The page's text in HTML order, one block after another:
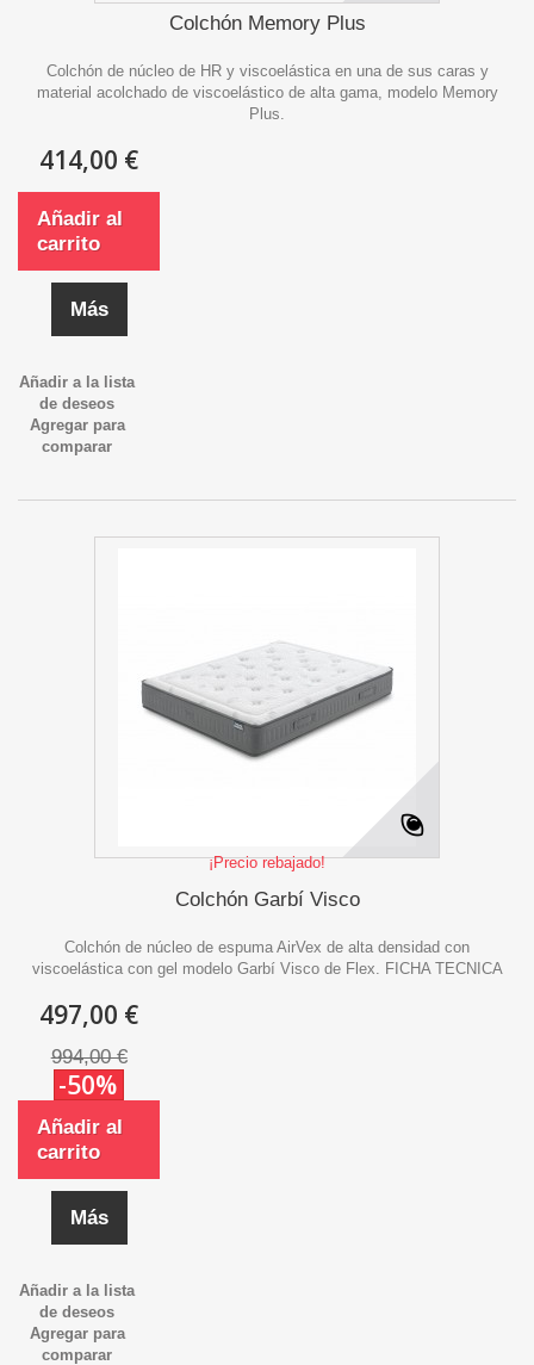
Colchón Memory Plus
Colchón de núcleo de HR y viscoelástica en una de sus caras y
material acolchado de viscoelástico de alta gama, modelo Memory
Plus.
414,00 €
Añadir al
carrito
Más
Añadir a la lista
de deseos
Agregar para
comparar
¡Precio rebajado!
Colchón Garbí Visco
Colchón de núcleo de espuma AirVex de alta densidad con
viscoelástica con gel modelo Garbí Visco de Flex. FICHA TECNICA
497,00 €
994,00 €
-50%
Añadir al
carrito
Más
Añadir a la lista
de deseos
Agregar para
comparar